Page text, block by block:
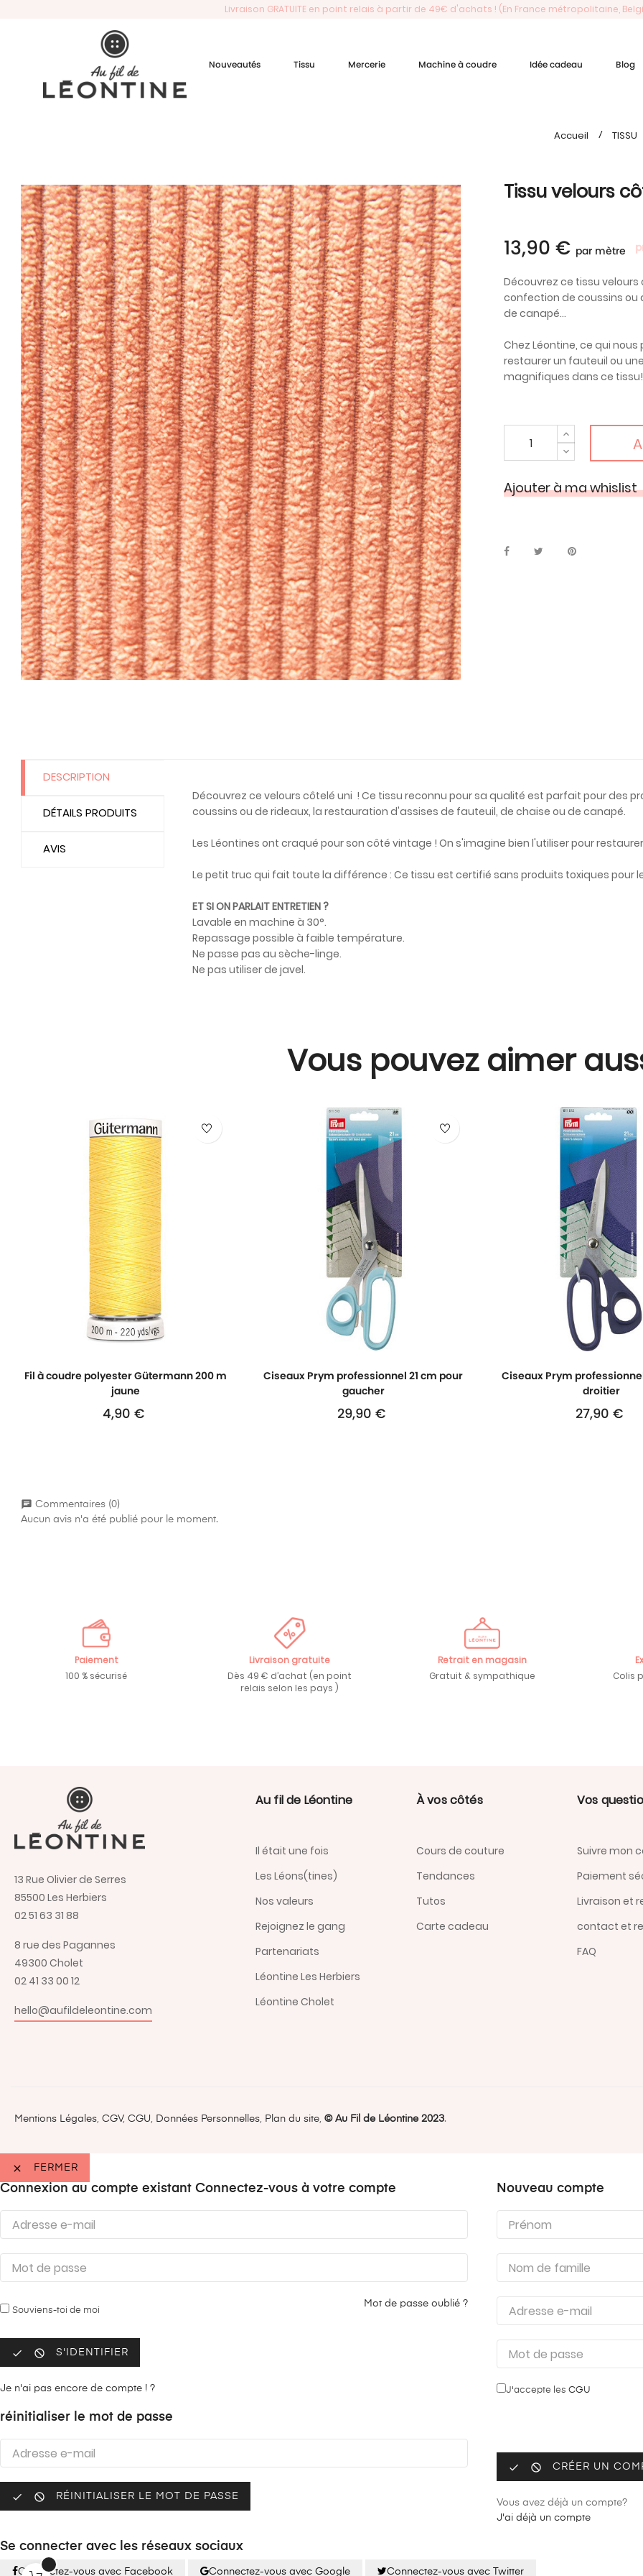
Livraison GRATUITE en point relais à partir de 49€ d'achats ! (En France métropolitaine,
Nouveautés Tissu Mercerie Machine à coudre Idée cadeau Blog
Accueil TISSU
Tissu velours
13,90 € par mètre
Découvrez ce tissu
confection de coussins ou
de canapé...
Chez Léontine, ce qui
restaurer un fauteuil ou
magnifiques dans ce tissu!
Ajouter à ma whislist
DESCRIPTION
DÉTAILS PRODUITS
AVIS
Découvrez ce velours côtelé uni ! Ce tissu reconnu pour sa qualité est parfait pour des
coussins ou de rideaux, la restauration d'assises de fauteuil, de chaise ou de canapé.
Les Léontines ont craqué pour son côté vintage ! On s'imagine bien l'utiliser pour
Le petit truc qui fait toute la différence : Ce tissu est certifié sans produits toxiques pour
ET SI ON PARLAIT ENTRETIEN ?
Lavable en machine à 30°.
Repassage possible à faible température.
Ne passe pas au sèche-linge.
Ne pas utiliser de javel.
Vous pouvez aimer
Fil à coudre polyester Gütermann 200 m
jaune
Prix
4,90 €
Ciseaux Prym professionnel 21 cm pour
gaucher
Prix
29,90 €
Ciseaux Prym
droitier
Prix
27,90 €
chat Commentaires (0)
Aucun avis n'a été publié pour le moment.
Paiement
100 % sécurisé
Livraison gratuite
Dès 49 € d’achat (en point
relais selon les pays )
Retrait en magasin
Gratuit & sympathique
Colis
13 Rue Olivier de Serres
85500 Les Herbiers
02 51 63 31 88
8 rue des Pagannes
49300 Cholet
02 41 33 00 12
hello@aufildeleontine.com
Au fil de Léontine
Il était une fois
Les Léons(tines)
Nos valeurs
Rejoignez le gang
Partenariats
Léontine Les Herbiers
Léontine Cholet
À vos côtés
Cours de couture
Tendances
Tutos
Carte cadeau
Vos
Suivre mon
Paiement
Livraison et
contact et
FAQ
Mentions Légales CGV, CGU Données Personnelles Plan du site ©️ Au Fil de Léontine 2023.
 FERMER
Connexion au compte existant Connectez-vous à votre compte
Souviens-toi de moi
Mot de passe oublié ?
  S'IDENTIFIER
Je n'ai pas encore de compte ! ?
réinitialiser le mot de passe
  RÉINITIALISER LE MOT DE PASSE
Nouveau compte
J'accepte les CGU
  CRÉER UN
Vous avez déjà un compte?
J'ai déjà un compte
Se connecter avec les réseaux sociaux
Connectez-vous avec Facebook Connectez-vous avec Google Connectez-vous avec Twitter